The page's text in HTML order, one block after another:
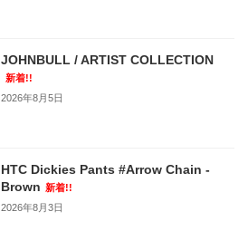
JOHNBULL / ARTIST COLLECTION
新着!!
2026年8月5日
HTC Dickies Pants #Arrow Chain -
Brown 新着!!
2026年8月3日